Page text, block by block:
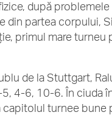
după
din partea corpului,
primul mare
de la Stuttgart,
4-6, 10-6. În ciuda
turnee bune